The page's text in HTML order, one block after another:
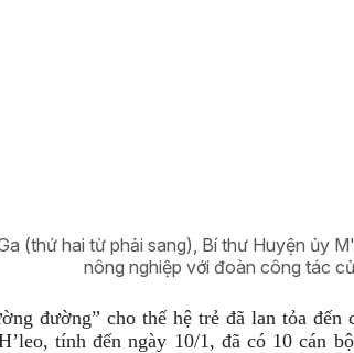
(thứ hai từ phải sang) , Bí thư Huyện ủy
nông nghiệp với đoàn công tác
đường” cho thế hệ trẻ đã lan tỏa
tính đến ngày 10/1, đã có 10 cán